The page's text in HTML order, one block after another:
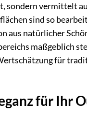
sondern vermittelt
sind so
aus natürlicher
maßgeblich
für
für Ihr